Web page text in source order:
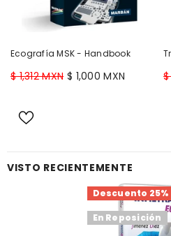
Ecografía MSK - Handbook
$ 1,312 MXN $ 1,000 MXN
VISTO RECIENTEMENTE
Descuento 25%
En Reposición